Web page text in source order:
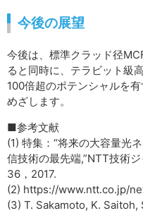
今後の展望
今後は、標準クラッド径
ると同時に、テラビット級
100倍超のポテンシャルを
めざします。
■参考文献
(1) 特集：“将来の大容量光
信技術の最先端,”NTT技術
36，2017.
(2) https://www.ntt.co.jp/
(3) T. Sakamoto, K. Saitoh,